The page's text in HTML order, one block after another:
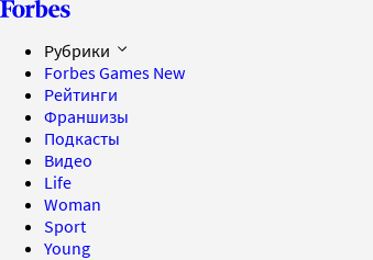
Рубрики
Forbes Games New
Рейтинги
Франшизы
Подкасты
Видео
Life
Woman
Sport
Young